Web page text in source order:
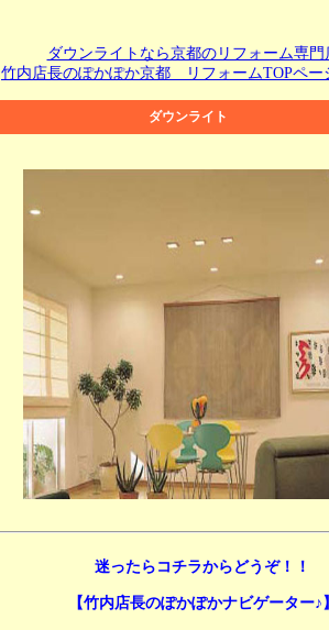
ダウンライトなら京都のリフォーム専門
竹内店長のぽかぽか京都 リフォームTOPペー
ダウンライト
迷ったらコチラからどうぞ！！
【竹内店長のぽかぽかナビゲーター♪